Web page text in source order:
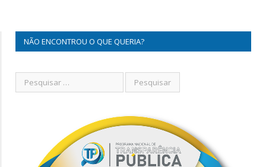
NÃO ENCONTROU O QUE QUERIA?